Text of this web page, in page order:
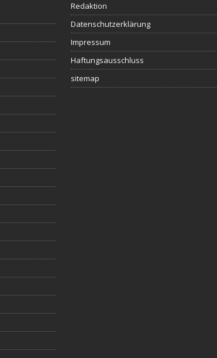
Redaktion
Datenschutzerklärung
Impressum
Haftungsausschluss
sitemap